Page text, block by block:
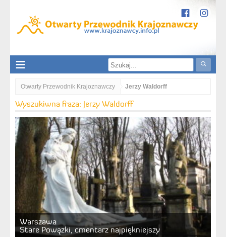
Otwarty Przewodnik Krajoznawczy Jerzy Waldorff
Wyszukiwna fraza: Jerzy Waldorff
Warszawa
Stare Powązki, cmentarz najpiękniejszy